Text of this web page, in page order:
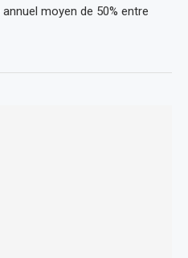
moyen de 50% entre